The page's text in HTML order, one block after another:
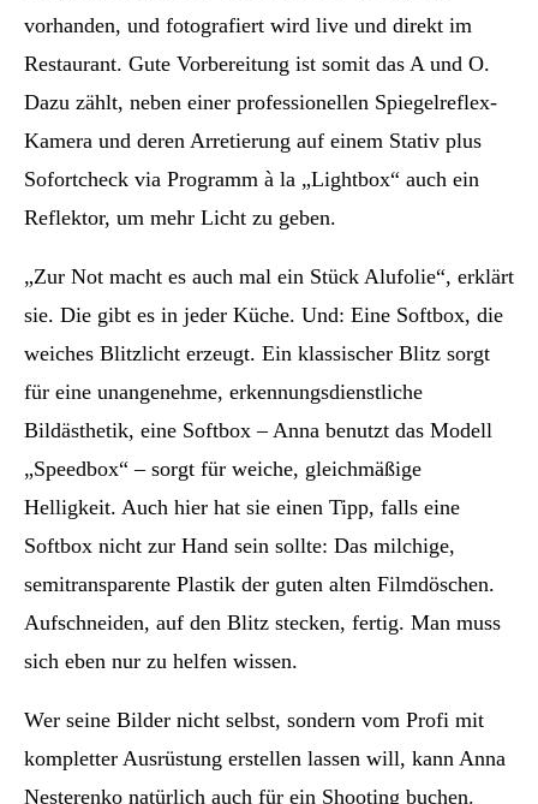
vorhanden, und fotografiert wird live und direkt im
Restaurant. Gute Vorbereitung ist somit das A und O.
Dazu zählt, neben einer professionellen Spiegelreflex-
Kamera und deren Arretierung auf einem Stativ plus
Sofortcheck via Programm à la „Lightbox“ auch ein
Reflektor, um mehr Licht zu geben.
„Zur Not macht es auch mal ein Stück Alufolie“, erklärt
sie. Die gibt es in jeder Küche. Und: Eine Softbox, die
weiches Blitzlicht erzeugt. Ein klassischer Blitz sorgt
für eine unangenehme, erkennungsdienstliche
Bildästhetik, eine Softbox – Anna benutzt das Modell
„Speedbox“ – sorgt für weiche, gleichmäßige
Helligkeit. Auch hier hat sie einen Tipp, falls eine
Softbox nicht zur Hand sein sollte: Das milchige,
semitransparente Plastik der guten alten Filmdöschen.
Aufschneiden, auf den Blitz stecken, fertig. Man muss
sich eben nur zu helfen wissen.
Wer seine Bilder nicht selbst, sondern vom Profi mit
kompletter Ausrüstung erstellen lassen will, kann Anna
Nesterenko natürlich auch für ein Shooting buchen.